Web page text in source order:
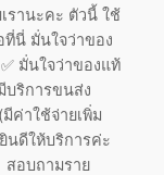
รานะคะ ตัวนี้ ใช้
นี่ มั่นใจว่าของ
มั่นใจว่าของแท้
บริการขนส่ง
ค่าใช้จ่ายเพิ่ม
ดีให้บริการค่ะ
อบถามราย